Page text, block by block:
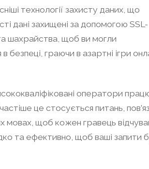
технології захисту даних, що
дані захищені за допомогою SSL-
шахрайства, щоб ви могли
граючи в азартні ігри
оператори
це стосується питань,
мовах, щоб кожен гравець
та ефективно, щоб ваші запити